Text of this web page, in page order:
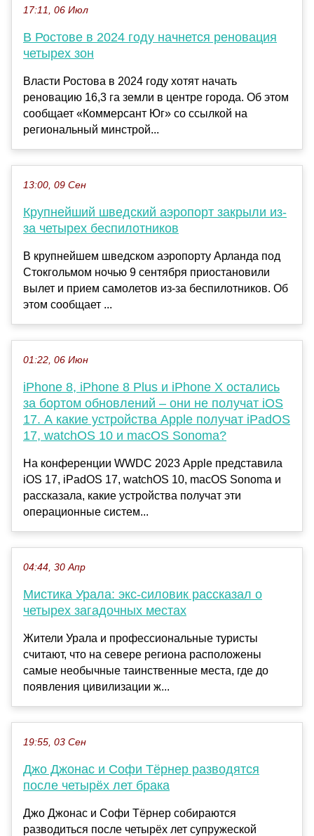
17:11, 06 Июл
В Ростове в 2024 году начнется реновация
четырех зон
Власти Ростова в 2024 году хотят начать
реновацию 16,3 га земли в центре города. Об этом
сообщает «Коммерсант Юг» со ссылкой на
региональный минстрой...
13:00, 09 Сен
Крупнейший шведский аэропорт закрыли из-
за четырех беспилотников
В крупнейшем шведском аэропорту Арланда под
Стокгольмом ночью 9 сентября приостановили
вылет и прием самолетов из-за беспилотников. Об
этом сообщает ...
01:22, 06 Июн
iPhone 8, iPhone 8 Plus и iPhone X остались
за бортом обновлений – они не получат iOS
17. А какие устройства Apple получат iPadOS
17, watchOS 10 и macOS Sonoma?
На конференции WWDC 2023 Apple представила
iOS 17, iPadOS 17, watchOS 10, macOS Sonoma и
рассказала, какие устройства получат эти
операционные систем...
04:44, 30 Апр
Мистика Урала: экс-силовик рассказал о
четырех загадочных местах
Жители Урала и профессиональные туристы
считают, что на севере региона расположены
самые необычные таинственные места, где до
появления цивилизации ж...
19:55, 03 Сен
Джо Джонас и Софи Тёрнер разводятся
после четырёх лет брака
Джо Джонас и Софи Тёрнер собираются
разводиться после четырёх лет супружеской